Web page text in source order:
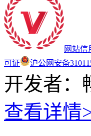
网站信
可证
沪公网安备
开发者：
查看详情